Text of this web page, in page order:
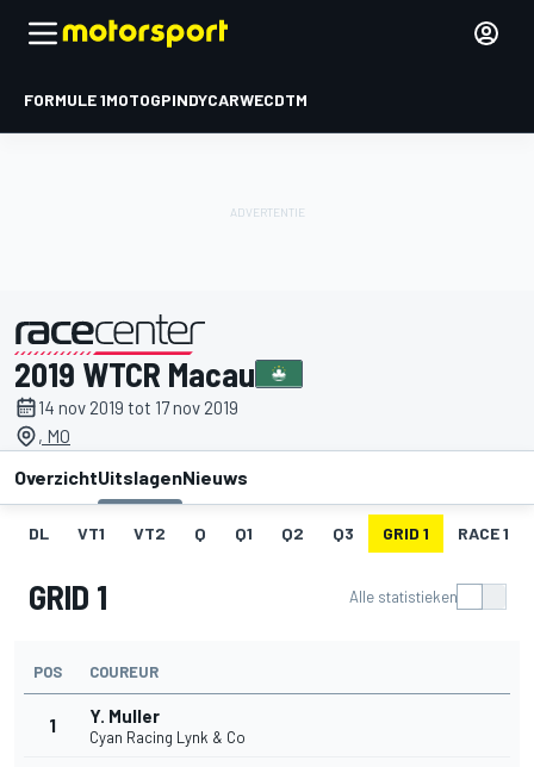
FORMULE 1MOTOGPINDYCARWECDTM
gepresenteerd door
2019 WTCR Macau
14 nov 2019 tot 17 nov 2019
, MO
OverzichtUitslagenNieuws
DL VT1 VT2 Q Q1 Q2 Q3 GRID 1 RACE 1
GRID 1 Alle statistieken
POS COUREUR
1 Y. Muller
Cyan Racing Lynk & Co